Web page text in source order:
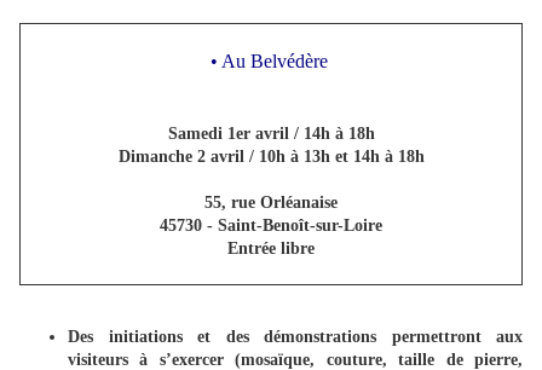
• Au Belvédère
Samedi 1er avril / 14h à 18h
Dimanche 2 avril / 10h à 13h et 14h à 18h
55, rue Orléanaise
45730 - Saint-Benoît-sur-Loire
Entrée libre
Des initiations et des démonstrations permettront aux
visiteurs à s’exercer (mosaïque, couture, taille de pierre,